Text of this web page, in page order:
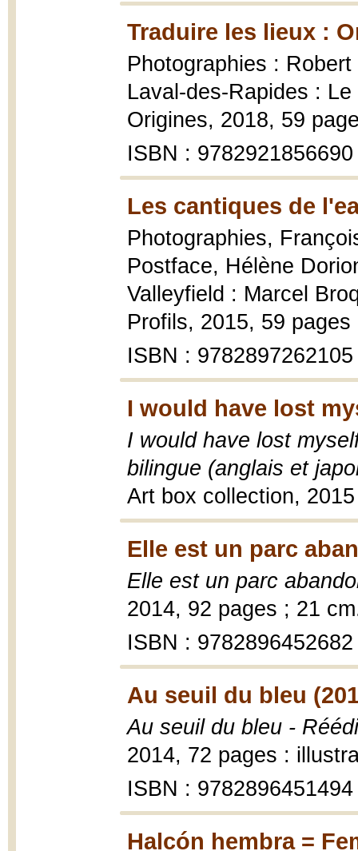
Traduire les lieux :
Photographies :
Laval-des-Rapides :
Origines, 2018, 59
ISBN : 9782921856690
Les cantiques de
Photographies,
Postface, Hélène
Valleyfield : Marcel
Profils, 2015, 59
ISBN : 9782897262105
I would have lost
I would have lost
bilingue (anglais et
Art box collection, 2015
Elle est un parc
Elle est un parc
2014, 92 pages ; 21
ISBN : 9782896452682
Au seuil du bleu
Au seuil du bleu -
2014, 72 pages :
ISBN : 9782896451494
Halcón hembra =